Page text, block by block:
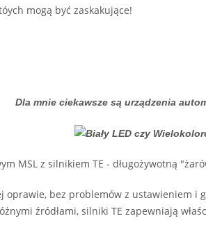
mogą być zaskakujące!
Dla mnie ciekawsze są urządzenia
MSL z silnikiem TE - długożywotną
oprawie, bez problemów z ustawieniem
źródłami, silniki TE zapewniają